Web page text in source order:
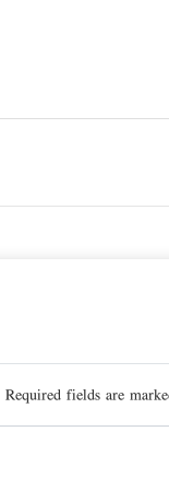
Required fields are